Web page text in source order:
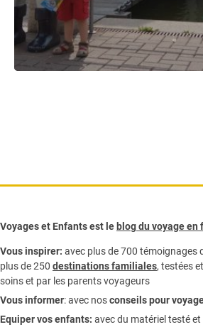
Voyages et Enfants est le blog du voyage en
Vous inspirer: avec plus de 700 témoignages
plus de 250 destinations familiales, testées
soins et par les parents voyageurs
Vous informer:avec nosconseils pour
Equiper vos enfants: avec du matériel testé